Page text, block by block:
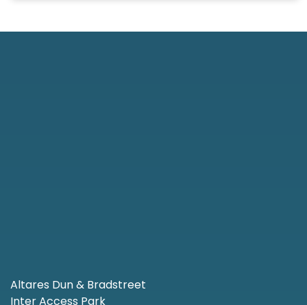
Altares Dun & Bradstreet
Inter Access Park